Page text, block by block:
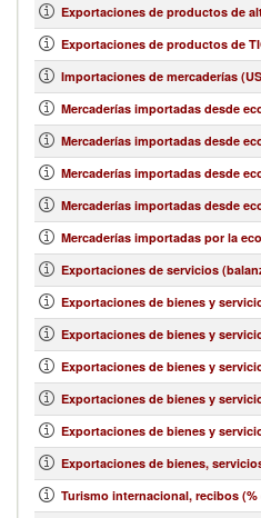
Exportaciones de productos de
Exportaciones de productos de
Importaciones de mercaderías
Mercaderías importadas desde
Mercaderías importadas desde
Mercaderías importadas desde
Mercaderías importadas desde
Mercaderías importadas por la
Exportaciones de servicios
Exportaciones de bienes y
Exportaciones de bienes y
Exportaciones de bienes y
Exportaciones de bienes y
Exportaciones de bienes y
Exportaciones de bienes,
Turismo internacional, recibos